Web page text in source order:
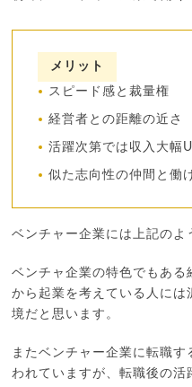
メリット
スピード感と裁量権
経営者との距離の近さ
活躍次第では収入大幅
似た志向性の仲間と働
ベンチャー企業には上記のよ
ベンチャ企業の特色でもある
から起業を考えている人には
境だと思います。
またベンチャー企業に転職す
われていますが、転職後の活